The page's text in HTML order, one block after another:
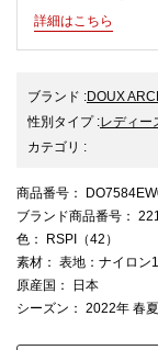
詳細はこちら
ブランド :DOUX
性別タイプ:レディー
カテゴリ :
商品番号 ：
ブランド商品番号 ：
色 ： RSPI（42）
素材 ： 表地：ナイロ
原産国 ： 日本
シーズン ： 2022年 春夏